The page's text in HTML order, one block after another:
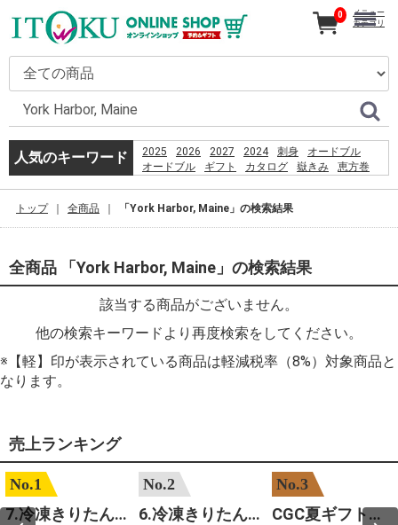
人気のキーワード 2025 2026 2027 2024 刺身
オードブル
オードブル
ギフト カタログ 嶽きみ
恵方巻
%E3%83%8E%E3%83%BC%E3%83%88pc
産直
0
メニュー
カテゴリ
トップ 全商品 「York Harbor, Maine」の検索結果
全商品 「York Harbor, Maine」の検索結果
該当する商品がございません。
他の検索キーワードより再度検索をしてください。
※【軽】印が表示されている商品は軽減税率（8%）対象商品と
なります。
売上ランキング
No.1
7.冷凍きりたんぽセットM 野菜なし 4人前
No.2
6.冷凍きりたんぽセットＳ 野菜なし 2人前
No.3
CGC夏ギフト【1101】和牛苑 神戸牛・三田和牛食べ比べ(680g)